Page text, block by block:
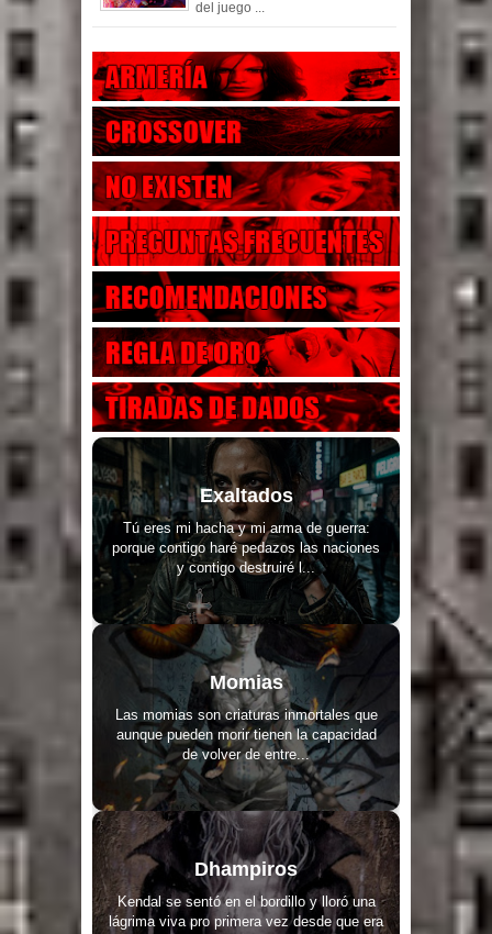
del juego ...
Exaltados
Tú eres mi hacha y mi arma de guerra:
porque contigo haré pedazos las naciones
y contigo destruiré l...
Momias
Las momias son criaturas inmortales que
aunque pueden morir tienen la capacidad
de volver de entre...
Dhampiros
Kendal se sentó en el bordillo y lloró una
lágrima viva pro primera vez desde que era